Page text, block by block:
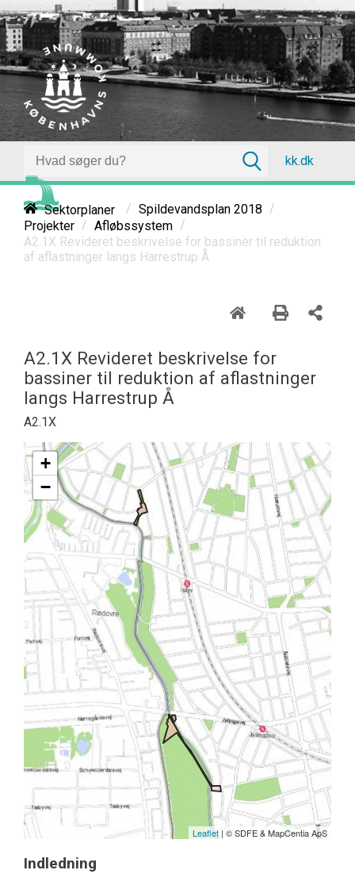
kk.dk
Sektorplaner / Spildevandsplan 2018 /
Projekter / Afløbssystem /
A2.1X Revideret beskrivelse for bassiner til reduktion
af aflastninger langs Harrestrup Å
A2.1X Revideret beskrivelse for
bassiner til reduktion af aflastninger
langs Harrestrup Å
A2.1X
+
−
Leaflet | © SDFE & MapCentia ApS
Indledning